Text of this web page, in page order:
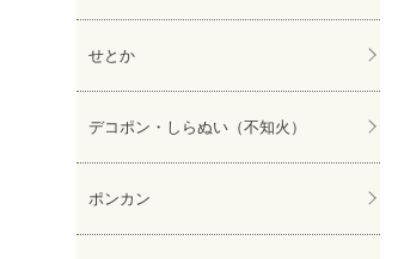
せとか
デコポン・しらぬい（不知火）
ポンカン